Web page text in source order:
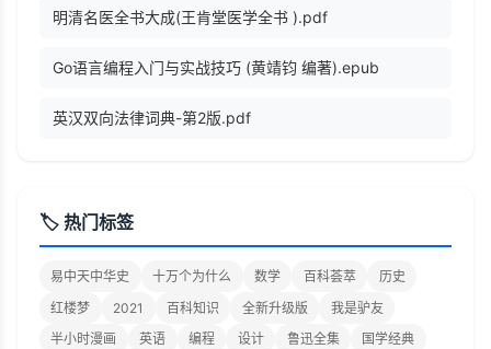
明清名医全书大成(王肯堂医学全书 ).pdf
Go语言编程入门与实战技巧 (黄靖钧 编著).epub
英汉双向法律词典-第2版.pdf
🏷️ 热门标签
易中天中华史 十万个为什么 数学 百科荟萃
历史
红楼梦
2021 百科知识 全新升级版
我是驴友
半小时漫画
英语 编程 设计 鲁迅全集
国学经典